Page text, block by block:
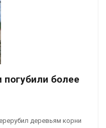
более
деревьям корни